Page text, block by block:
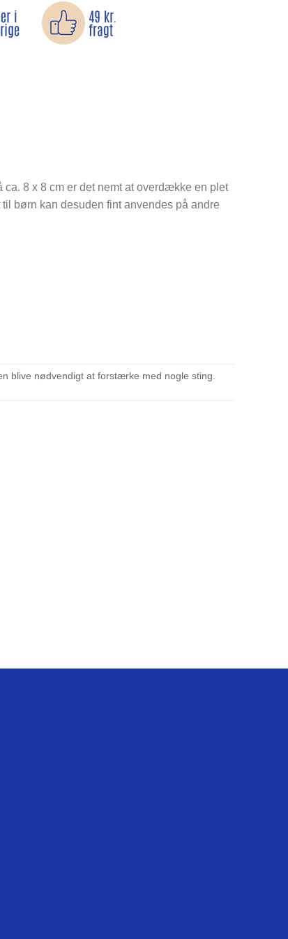
8 x 8 cm er det nemt at overdække en plet
børn kan desuden fint anvendes på andre
blive nødvendigt at forstærke med nogle sting.